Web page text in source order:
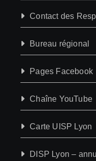
Contact des
Bureau régional
Pages Facebook
Chaîne YouTube
Carte UISP Lyon
DISP Lyon –